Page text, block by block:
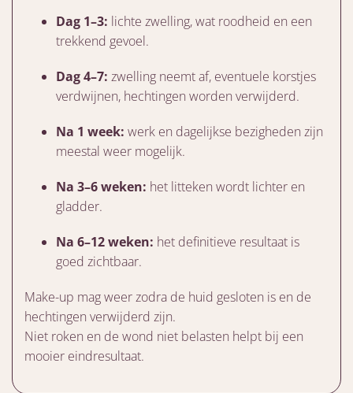
Dag 1–3: lichte zwelling, wat roodheid en een
trekkend gevoel.
Dag 4–7: zwelling neemt af, eventuele korstjes
verdwijnen, hechtingen worden verwijderd.
Na 1 week: werk en dagelijkse bezigheden zijn
meestal weer mogelijk.
Na 3–6 weken: het litteken wordt lichter en
gladder.
Na 6–12 weken: het definitieve resultaat is
goed zichtbaar.
Make-up mag weer zodra de huid gesloten is en de
hechtingen verwijderd zijn.
Niet roken en de wond niet belasten helpt bij een
mooier eindresultaat.